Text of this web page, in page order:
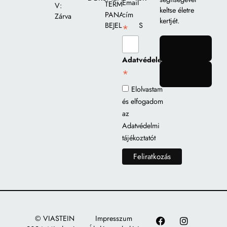
V:
Zárva
TERMÉK
PANASZ
BEJELENTÉS
Email
cím
*
Adatvédelem
*
Elolvastam
és elfogadom
az
Adatvédelmi
tájékoztatót
keltse életre
kertjét.
© VIASTEIN
Impresszum